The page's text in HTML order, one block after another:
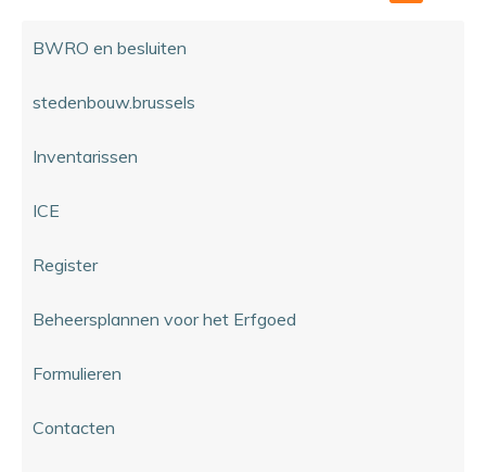
BWRO en besluiten
stedenbouw.brussels
Inventarissen
ICE
Register
Beheersplannen voor het Erfgoed
Formulieren
Contacten